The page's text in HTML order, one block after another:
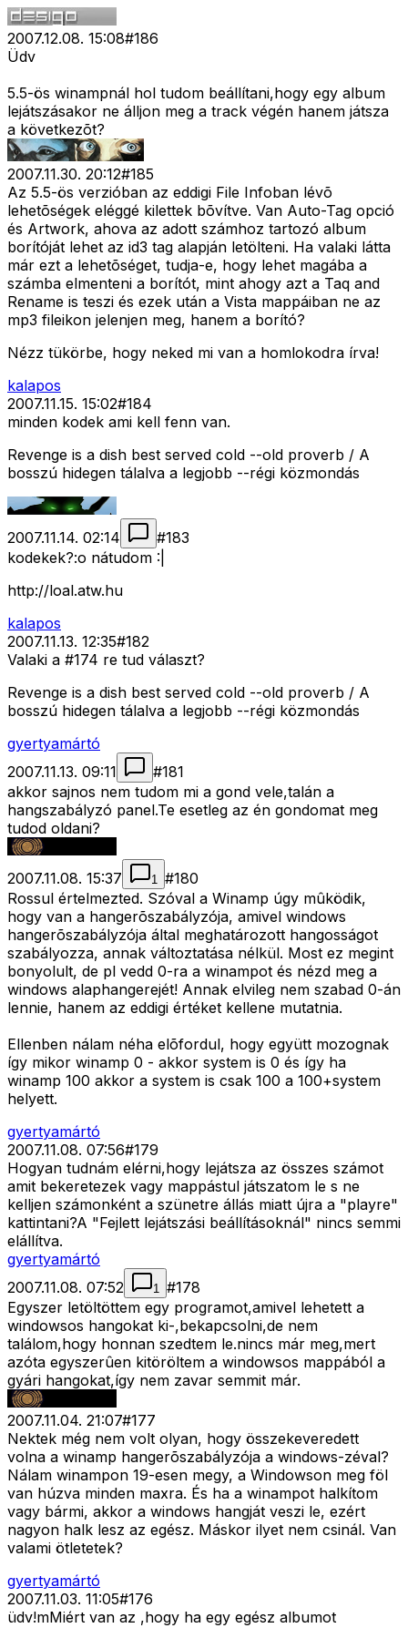
2007.12.08. 15:08#186
Üdv
5.5-ös winampnál hol tudom beállítani,hogy egy album
lejátszásakor ne álljon meg a track végén hanem játsza
a következõt?
2007.11.30. 20:12#185
Az 5.5-ös verzióban az eddigi File Infoban lévõ
lehetõségek eléggé kilettek bõvítve. Van Auto-Tag opció
és Artwork, ahova az adott számhoz tartozó album
borítóját lehet az id3 tag alapján letölteni. Ha valaki látta
már ezt a lehetõséget, tudja-e, hogy lehet magába a
számba elmenteni a borítót, mint ahogy azt a Taq and
Rename is teszi és ezek után a Vista mappáiban ne az
mp3 fileikon jelenjen meg, hanem a borító?
Nézz tükörbe, hogy neked mi van a homlokodra írva!
kalapos
2007.11.15. 15:02#184
minden kodek ami kell fenn van.
Revenge is a dish best served cold --old proverb / A
bosszú hidegen tálalva a legjobb --régi közmondás
2007.11.14. 02:14 #183
kodekek?:o nátudom :|
http://loal.atw.hu
kalapos
2007.11.13. 12:35#182
Valaki a #174 re tud választ?
Revenge is a dish best served cold --old proverb / A
bosszú hidegen tálalva a legjobb --régi közmondás
gyertyamártó
2007.11.13. 09:11
#181
akkor sajnos nem tudom mi a gond vele,talán a
hangszabályzó panel.Te esetleg az én gondomat meg
tudod oldani?
2007.11.08. 15:37 1 #180
Rossul értelmezted. Szóval a Winamp úgy mûködik,
hogy van a hangerõszabályzója, amivel windows
hangerõszabályzója által meghatározott hangosságot
szabályozza, annak változtatása nélkül. Most ez megint
bonyolult, de pl vedd 0-ra a winampot és nézd meg a
windows alaphangerejét! Annak elvileg nem szabad 0-án
lennie, hanem az eddigi értéket kellene mutatnia.
Ellenben nálam néha elõfordul, hogy együtt mozognak
így mikor winamp 0 - akkor system is 0 és így ha
winamp 100 akkor a system is csak 100 a 100+system
helyett.
gyertyamártó
2007.11.08. 07:56#179
Hogyan tudnám elérni,hogy lejátsza az összes számot
amit bekeretezek vagy mappástul játszatom le s ne
kelljen számonként a szünetre állás miatt újra a "playre"
kattintani?A "Fejlett lejátszási beállításoknál" nincs semmi
elállítva.
gyertyamártó
2007.11.08. 07:52
1 #178
Egyszer letöltöttem egy programot,amivel lehetett a
windowsos hangokat ki-,bekapcsolni,de nem
találom,hogy honnan szedtem le.nincs már meg,mert
azóta egyszerûen kitöröltem a windowsos mappából a
gyári hangokat,így nem zavar semmit már.
2007.11.04. 21:07#177
Nektek még nem volt olyan, hogy összekeveredett
volna a winamp hangerõszabályzója a windows-zéval?
Nálam winampon 19-esen megy, a Windowson meg föl
van húzva minden maxra. És ha a winampot halkítom
vagy bármi, akkor a windows hangját veszi le, ezért
nagyon halk lesz az egész. Máskor ilyet nem csinál. Van
valami ötletetek?
gyertyamártó
2007.11.03. 11:05#176
üdv!mMiért van az ,hogy ha egy egész albumot